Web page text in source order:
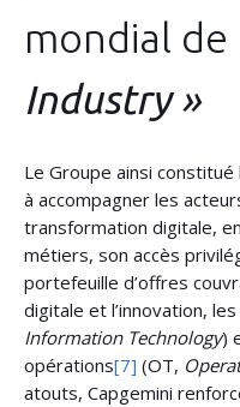
mondial de
Industry »
Le Groupe ainsi constitué
à accompagner les
transformation digitale,
métiers, son accès
portefeuille d’offres
digitale et l’innovation,
Information Technology)
opérations[7] (OT,
atouts, Capgemini